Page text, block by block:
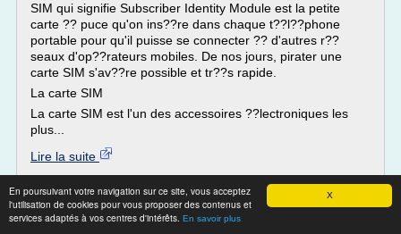
X
En poursuivant votre navigation sur ce site, vous acceptez
l'utilisation de cookies pour vous proposer des contenus et
services adaptés à vos centres d'intérêts. En savoir plus
SIM qui signifie Subscriber Identity Module est la petite
carte ?? puce qu'on ins??re dans chaque t??l??phone
portable pour qu'il puisse se connecter ?? d'autres r??
seaux d'op??rateurs mobiles. De nos jours, pirater une
carte SIM s'av??re possible et tr??s rapide.
La carte SIM
La carte SIM est l'un des accessoires ??lectroniques les
plus...
Lire la suite
Site :http://antipiratage.com
Thèmes liés :t l phone portable sans abonnement